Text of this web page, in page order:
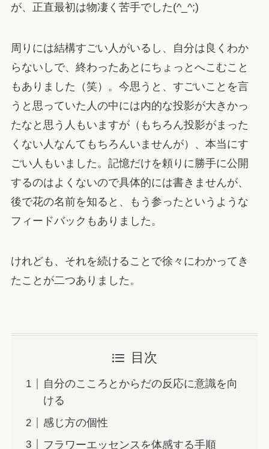
が、正直最初は物凄く苦手でした(^_^;)
周りには結構すごい人がいるし、自分は良くわか
らないしで、終わったあとにちょっとへこむこと
もありました（笑）。今思うと、すごいことを言
うと思っていた人の中には内的な投影が大きかっ
たなと思う人もいますが（もちろん投影がまった
くない人なんてもちろんいませんが）、本当にす
ごい人もいました。記憶だけを頼りに勝手に公開
するのはよくないので具体的には書きませんが、
後で花の名前を知ると、もう参ったというような
フィードバックもありました。
けれども、それを続けることで徐々にわかってき
たことが二つありました。
目次
自分のこころとからだの反応に意識を向
ける
感じ方の個性
フラワーエッセンスを体感する手順